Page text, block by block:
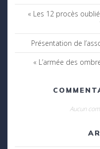
« Les 12 procès
Présentation de
« L’armée des
Aucun